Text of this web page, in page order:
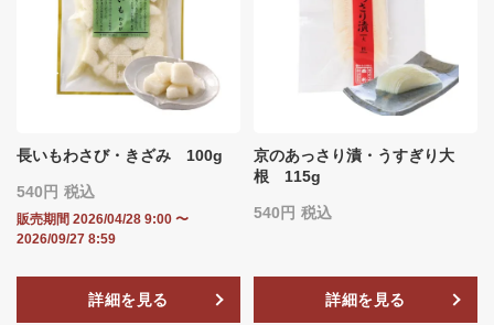
長いもわさび・きざみ 100g
540 税込
販売期間 2026/04/28 9:00 〜
2026/09/27 8:59
詳細を見る
京のあっさり漬・うすぎり大
根 115g
540 税込
詳細を見る